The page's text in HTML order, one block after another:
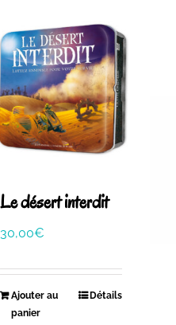
Le désert interdit
30,00€
Ajouter au
panier
Détails